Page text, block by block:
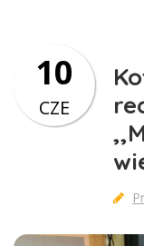
10
CZE